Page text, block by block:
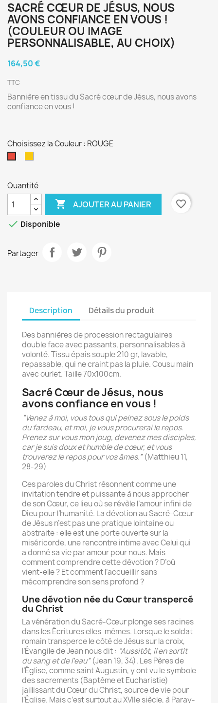
SACRÉ CŒUR DE JÉSUS, NOUS
AVONS CONFIANCE EN VOUS !
(COULEUR OU IMAGE
PERSONNALISABLE, AU CHOIX)
164,50 €
TTC
Bannière en tissu du Sacré cœur de Jésus, nous avons
confiance en vous !
Choisissez la Couleur : ROUGE
Quantité
 AJOUTER AU PANIER
favorite_border
 Disponible
Partager
Description Détails du produit
Des bannières de procession rectagulaires
double face avec passants, personnalisables à
volonté. Tissu épais souple 210 gr, lavable,
repassable, qui ne craint pas la pluie. Cousu main
avec ourlet. Taille 70x100cm.
Sacré Cœur de Jésus, nous
avons confiance en vous !
“Venez à moi, vous tous qui peinez sous le poids
du fardeau, et moi, je vous procurerai le repos.
Prenez sur vous mon joug, devenez mes disciples,
car je suis doux et humble de cœur, et vous
trouverez le repos pour vos âmes.”(Matthieu 11,
28-29)
Ces paroles du Christ résonnent comme une
invitation tendre et puissante à nous approcher
de son Cœur, ce lieu où se révèle l’amour infini de
Dieu pour l’humanité. La dévotion au Sacré-Cœur
de Jésus n’est pas une pratique lointaine ou
abstraite : elle est une porte ouverte sur la
miséricorde, une rencontre intime avec Celui qui
a donné sa vie par amour pour nous. Mais
comment comprendre cette dévotion ? D’où
vient-elle ? Et comment l’accueillir sans
mécomprendre son sens profond ?
Une dévotion née du Cœur transpercé
du Christ
La vénération du Sacré-Cœur plonge ses racines
dans les Écritures elles-mêmes. Lorsque le soldat
romain transperce le côté de Jésus sur la croix,
l’Évangile de Jean nous dit : “Aussitôt, il en sortit
du sang et de l’eau”(Jean 19, 34). Les Pères de
l’Église, comme saint Augustin, y ont vu le symbole
des sacrements (Baptême et Eucharistie)
jaillissant du Cœur du Christ, source de vie pour
l’Église. Mais c’est surtout au XVIIe siècle, à Paray-